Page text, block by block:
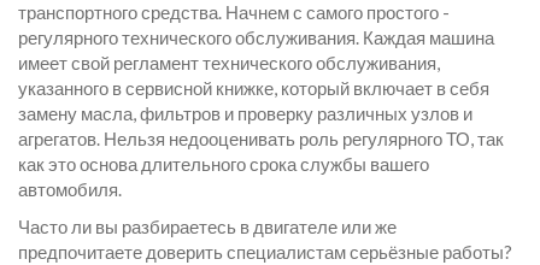
транспортного средства. Начнем с самого простого -
регулярного технического обслуживания. Каждая машина
имеет свой регламент технического обслуживания,
указанного в сервисной книжке, который включает в себя
замену масла, фильтров и проверку различных узлов и
агрегатов. Нельзя недооценивать роль регулярного ТО, так
как это основа длительного срока службы вашего
автомобиля.
Часто ли вы разбираетесь в двигателе или же
предпочитаете доверить специалистам серьёзные работы?